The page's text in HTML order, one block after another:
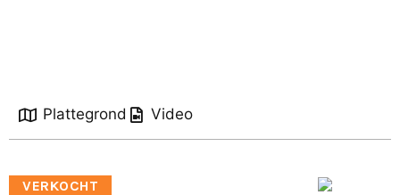
Plattegrond Video
VERKOCHT